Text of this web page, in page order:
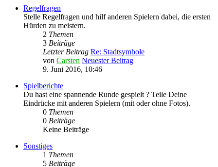
Regelfragen
Stelle Regelfragen und hilf anderen Spielern dabei, die ersten
Hürden zu meistern.
2 Themen
3 Beiträge
Letzter Beitrag Re: Stadtsymbole
von Carsten Neuester Beitrag
9. Juni 2016, 10:46
Spielberichte
Du hast eine spannende Runde gespielt ? Teile Deine
Eindrücke mit anderen Spielern (mit oder ohne Fotos).
0 Themen
0 Beiträge
Keine Beiträge
Sonstiges
1 Themen
5 Beiträge